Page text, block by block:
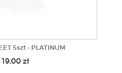
5szt - PLATINUM
19,00 zł